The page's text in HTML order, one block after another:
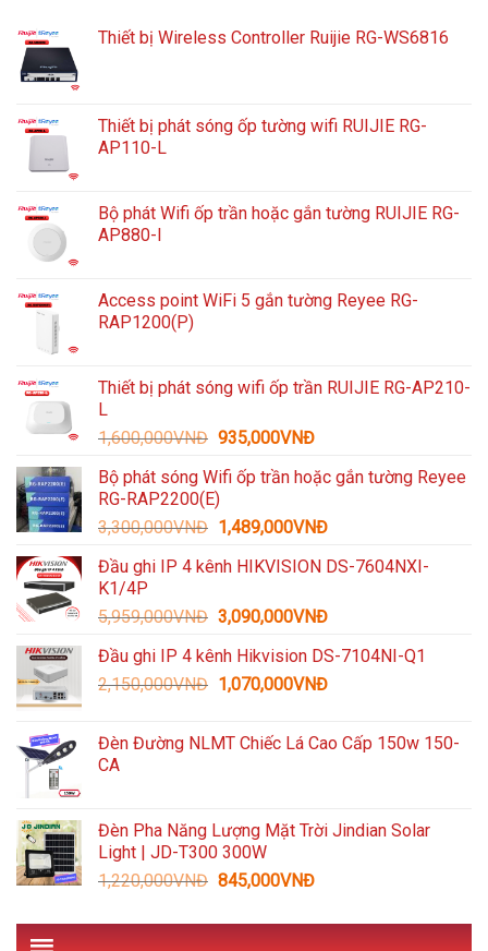
Thiết bị Wireless Controller Ruijie RG-WS6816
Thiết bị phát sóng ốp tường wifi RUIJIE RG-
AP110-L
Bộ phát Wifi ốp trần hoặc gắn tường RUIJIE RG-
AP880-I
Access point WiFi 5 gắn tường Reyee RG-
RAP1200(P)
Thiết bị phát sóng wifi ốp trần RUIJIE RG-AP210-
L
1,600,000VNĐ Giá
là:
1,600,000VNĐ.
935,000VNĐGiá
tại
935,000VNĐ.
Bộ phát sóng Wifi ốp trần hoặc gắn tường Reyee
RG-RAP2200(E)
3,300,000VNĐ Giá
là:
1,489,000VNĐGiá
tại
1,489,000VNĐ.
Đầu ghi IP 4 kênh HIKVISION DS-7604NXI-
K1/4P
5,959,000VNĐ Giá
là:
5,959,000VNĐ.
3,090,000VNĐGiá
tại
là:
Đầu ghi IP 4 kênh Hikvision DS-7104NI-Q1
2,150,000VNĐ Giá
2,150,000VNĐ.
1,070,000VNĐGiá
là:
Đèn Đường NLMT Chiếc Lá Cao Cấp 150w 150-
CA
Đèn Pha Năng Lượng Mặt Trời Jindian Solar
Light | JD-T300 300W
1,220,000VNĐ Giá
là:
845,000VNĐGiá
tại